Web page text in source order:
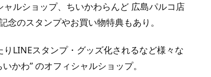
ルショップ、ちいかわらんど 広島パルコ店
のスタンプやお買い物特典もあり。
LINEスタンプ・グッズ化されるなど様々な
かわ” のオフィシャルショップ。